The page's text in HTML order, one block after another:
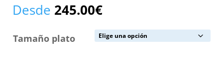
Desde 245.00€
Tamaño plato